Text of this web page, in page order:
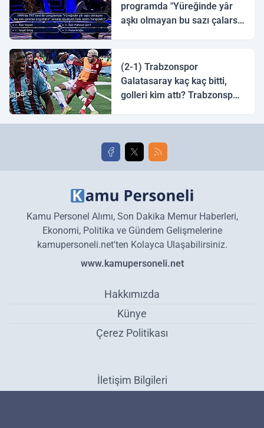
programda "Yüreğinde yâr
aşkı olmayan bu sazı çalarsa
(2-1) Trabzonspor
Galatasaray kaç kaç bitti,
golleri kim attı? Trabzonspor
golleri!
Kamu Personel Alımı, Son Dakika Memur Haberleri,
Ekonomi, Politika ve Gündem Gelişmelerine
kamupersoneli.net'ten Kolayca Ulaşabilirsiniz.
www.kamupersoneli.net
Hakkımızda
Künye
Çerez Politikası
İletişim Bilgileri